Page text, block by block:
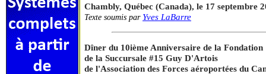
Chambly, Québec (Canada), le 17 septembre
Texte soumis par Yves LaBarre
Dîner du 10ième Anniversaire de la Fondation
de la Succursale #15 Guy D'Artois
de l'Association des Forces aéroportées du